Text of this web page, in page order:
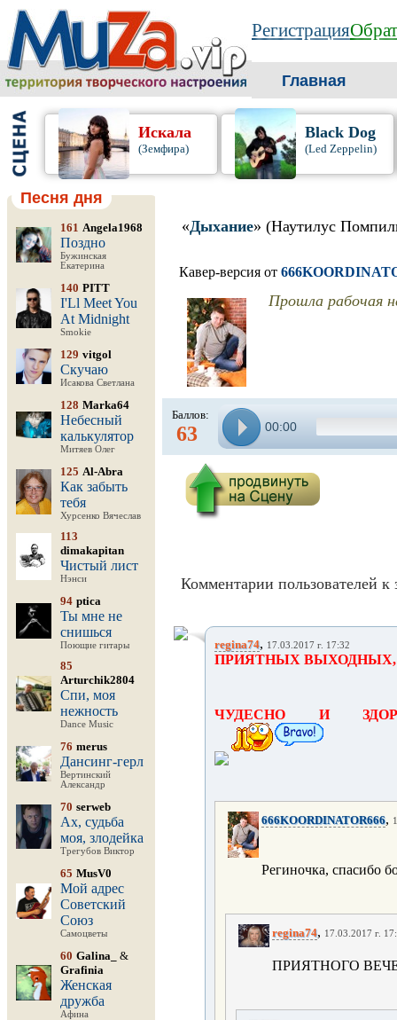
Регистрация
Главная
Искала
(Земфира)
Black Dog
(Led Zeppelin)
Песня дня
161 Angela1968
Поздно
Бужинская
Екатерина
140 PITT
I'Ll Meet You
At Midnight
Smokie
129 vitgol
Скучаю
Исакова Светлана
128 Marka64
Небесный
калькулятор
Митяев Олег
125 Al-Abra
Как забыть
тебя
Хурсенко Вячеслав
113
dimakapitan
Чистый лист
Нэнси
94 ptica
Ты мне не
снишься
Поющие гитары
85
Arturchik2804
Спи, моя
нежность
Dance Music
76 merus
Дансинг-герл
Вертинский
Александр
70 serweb
Ах, судьба
моя, злодейка
Трегубов Виктор
65 MusV0
Мой адрес
Советский
Союз
Самоцветы
60 Galina_
&
Grafinia
Женская
дружба
Афина
«Дыхание» (Наутилус
Кавер-версия от
Прошла рабочая
Баллов:
63 00:00
Комментарии пользователей к
regina74, 17.03.2017 г. 17:32
ПРИЯТНЫХ
ЧУДЕСНО И
666KOORDINATOR666,
Региночка, спасибо
regina74, 17.03.2017 г.
ПРИЯТНОГО